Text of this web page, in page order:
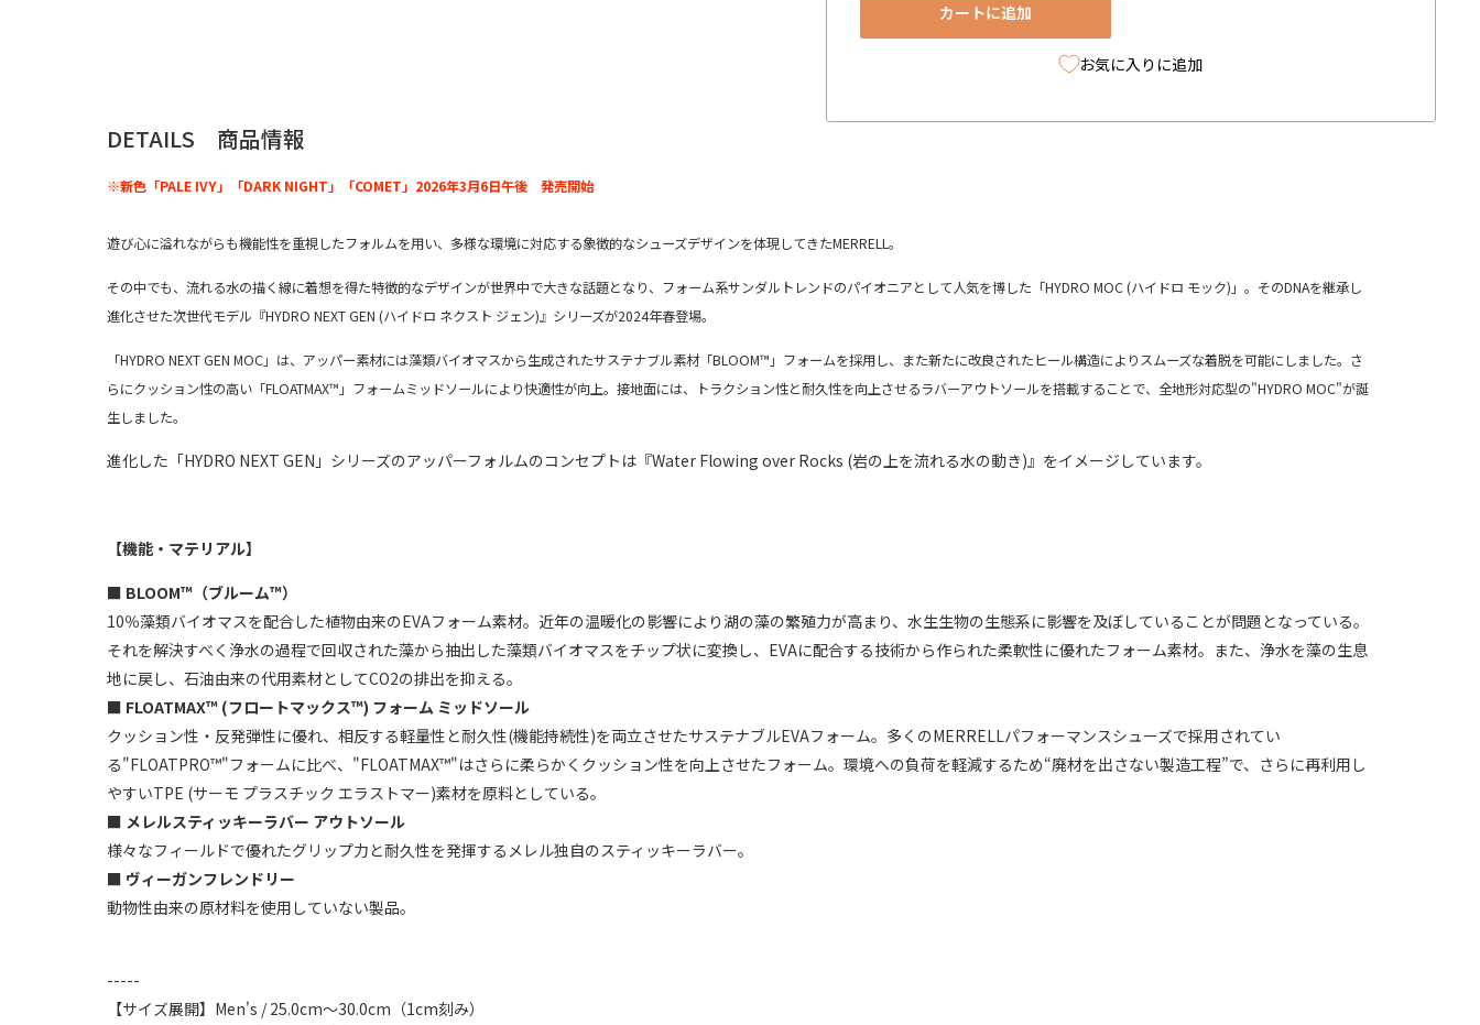
カートに追加
お気に入りに追加
DETAILS 商品情報
※新色「PALE IVY」「DARK NIGHT」「COMET」2026年3月6日午後 発売開始
遊び心に溢れながらも機能性を重視したフォルムを用い、多様な環境に対応する象徴的なシューズデザインを体現してきたMERRELL。
その中でも、 流れる水の描く線に着想を得た特徴的なデザインが世界中で大きな話題となり、フォーム系サンダルトレンドのパイオニアとして人気を博した「HYDRO MOC (ハイドロ モック)」。そのDNAを継承し
進化させた次世代モデル『HYDRO NEXT GEN (ハイドロ ネクスト ジェン)』シリーズが2024年春登場。
「HYDRO NEXT GEN MOC」は、アッパー素材には藻類バイオマスから生成されたサステナブル素材「BLOOM™」 フォームを採用し、また新たに改良されたヒール構造によりスムーズな着脱を可能にしました。さ
らにクッション性の高い「FLOATMAX™」フォームミッドソールにより快適性が向上。接地面には、トラクション性と耐久性を向上させるラバーアウトソールを搭載することで、全地形対応型の"HYDRO MOC"が誕
生しました。
進化した「HYDRO NEXT GEN」シリーズのアッパーフォルムのコンセプトは『Water Flowing over Rocks (岩の上を流れる水の動き)』をイメージしています。
【機能・マテリアル】
■ BLOOM™（ブルーム™）
10％藻類バイオマスを配合した植物由来のEVAフォーム素材。近年の温暖化の影響により湖の藻の繁殖力が高まり、水生生物の生態系に影響を及ぼしていることが問題となっている。
それを解決すべく浄水の過程で回収された藻から抽出した藻類バイオマスをチップ状に変換し、EVAに配合する技術から作られた柔軟性に優れたフォーム素材。また、浄水を藻の生息
地に戻し、石油由来の代用素材としてCO2の排出を抑える。
■ FLOATMAX™ (フロートマックス™) フォーム ミッドソール
クッション性・反発弾性に優れ、相反する軽量性と耐久性(機能持続性)を両立させたサステナブルEVAフォーム。多くのMERRELLパフォーマンスシューズで採用されてい
る"FLOATPRO™"フォームに比べ、"FLOATMAX™"はさらに柔らかくクッション性を向上させたフォーム。環境への負荷を軽減するため“廃材を出さない製造工程”で、さらに再利用し
やすいTPE (サーモ プラスチック エラストマー)素材を原料としている。
■ メレルスティッキーラバー アウトソール
様々なフィールドで優れたグリップ力と耐久性を発揮するメレル独自のスティッキーラバー。
■ ヴィーガンフレンドリー
動物性由来の原材料を使用していない製品。
-----
【サイズ展開】Men's / 25.0cm～30.0cm（1cm刻み）